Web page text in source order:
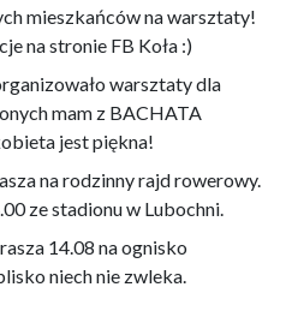
mieszkańców na warsztaty!
na stronie FB Koła :)
warsztaty dla
mam z BACHATA
jest piękna!
na rodzinny rajd rowerowy.
ze stadionu w Lubochni.
14.08 na ognisko
niech nie zwleka.